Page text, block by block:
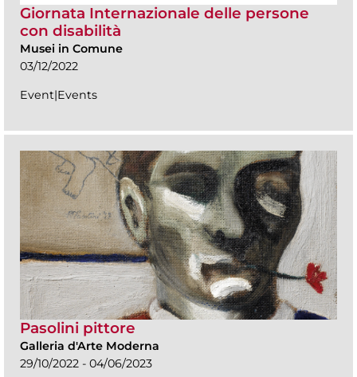
Giornata Internazionale delle persone
con disabilità
Musei in Comune
03/12/2022
Event|Events
Pasolini pittore
Galleria d'Arte Moderna
29/10/2022 - 04/06/2023